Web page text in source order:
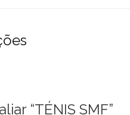
“TÉNIS SMF”